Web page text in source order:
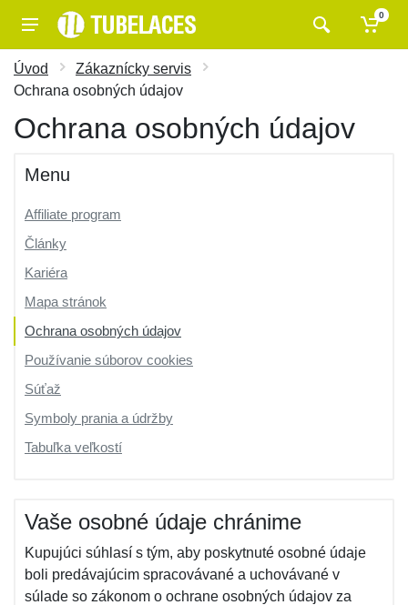
0
Úvod
Zákaznícky servis
Ochrana osobných údajov
Ochrana osobných údajov
Menu
Affiliate program
Články
Kariéra
Mapa stránok
Ochrana osobných údajov
Používanie súborov cookies
Súťaž
Symboly prania a údržby
Tabuľka veľkostí
Vaše osobné údaje chránime
Kupujúci súhlasí s tým, aby poskytnuté osobné údaje
boli predávajúcim spracovávané a uchovávané v
súlade so zákonom o ochrane osobných údajov za